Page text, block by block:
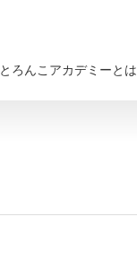
とろんこアカデミーとは